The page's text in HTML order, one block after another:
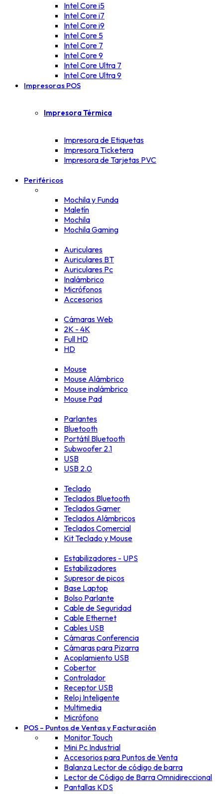
Intel Core i5
Intel Core i7
Intel Core i9
Intel Core 5
Intel Core 7
Intel Core 9
Intel Core Ultra 7
Intel Core Ultra 9
Impresoras POS
Impresora Térmica
Impresora de Etiquetas
Impresora Ticketera
Impresora de Tarjetas PVC
Periféricos
Mochila y Funda
Maletín
Mochila
Mochila Gaming
Auriculares
Auriculares BT
Auriculares Pc
Inalámbrico
Micrófonos
Accesorios
Cámaras Web
2K - 4K
Full HD
HD
Mouse
Mouse Alámbrico
Mouse inalámbrico
Mouse Pad
Parlantes
Bluetooth
Portátil Bluetooth
Subwoofer 2.1
USB
USB 2.0
Teclado
Teclados Bluetooth
Teclados Gamer
Teclados Alámbricos
Teclados Comercial
Kit Teclado y Mouse
Estabilizadores - UPS
Estabilizadores
Supresor de picos
Base Laptop
Bolso Parlante
Cable de Seguridad
Cable Ethernet
Cables USB
Cámaras Conferencia
Cámaras para Pizarra
Acoplamiento USB
Cobertor
Controlador
Receptor USB
Reloj Inteligente
Multimedia
Micrófono
POS – Puntos de Ventas y Facturación
Monitor Touch
Mini Pc Industrial
Accesorios para Puntos de Venta
Balanza Lector de código de barra
Lector de Código de Barra Omnidireccional
Pantallas KDS